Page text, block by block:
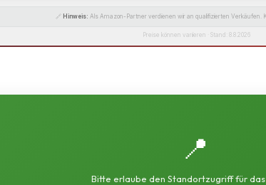
🔗 Hinweis: Als Amazon-Partner verdienen wir an qualifizierten Verkäufen.
Preise können variieren · Stand: 8.8.2026
📍
Bitte erlaube den Standortzugriff für das